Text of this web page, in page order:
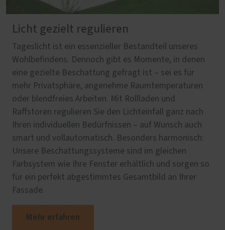
Licht gezielt regulieren
Tageslicht ist ein essenzieller Bestandteil unseres
Wohlbefindens. Dennoch gibt es Momente, in denen
eine gezielte Beschattung gefragt ist – sei es für
mehr Privatsphäre, angenehme Raumtemperaturen
oder blendfreies Arbeiten. Mit Rollladen und
Raffstoren regulieren Sie den Lichteinfall ganz nach
Ihren individuellen Bedürfnissen – auf Wunsch auch
smart und vollautomatisch. Besonders harmonisch:
Unsere Beschattungssysteme sind im gleichen
Farbsystem wie Ihre Fenster erhältlich und sorgen so
für ein perfekt abgestimmtes Gesamtbild an Ihrer
Fassade.
Mehr erfahren